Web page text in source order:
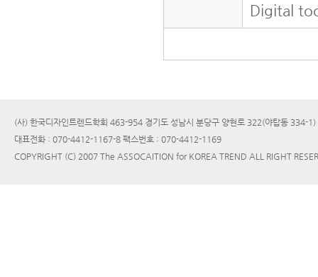
Digital
(사) 한국디자인트렌드학회 463-954 경기도 성남시 분당구 양현로 322(야탑동 334-
대표전화 : 070-4412-1167-8 팩스번호 : 070-4412-1169
COPYRIGHT (C) 2007 The ASSOCAITION for KOREA TREND ALL RIGHT